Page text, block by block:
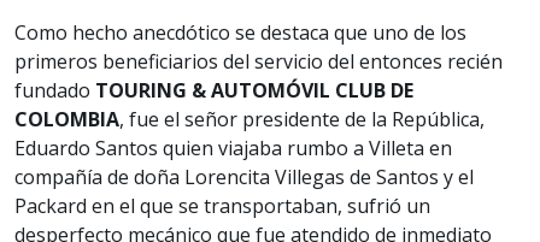
Como hecho anecdótico se destaca que uno de los
primeros beneficiarios del servicio del entonces recién
fundado TOURING & AUTOMÓVIL CLUB DE
COLOMBIA, fue el señor presidente de la República,
Eduardo Santos quien viajaba rumbo a Villeta en
compañía de doña Lorencita Villegas de Santos y el
Packard en el que se transportaban, sufrió un
desperfecto mecánico que fue atendido de inmediato